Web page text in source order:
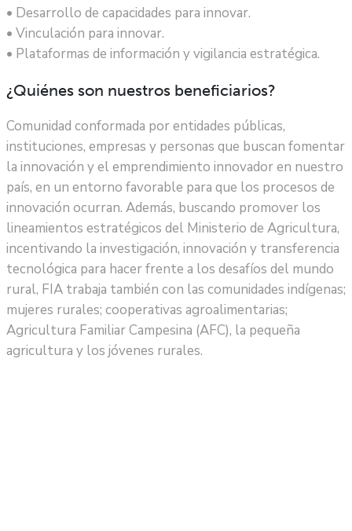
• Desarrollo de capacidades para innovar.
• Vinculación para innovar.
• Plataformas de información y vigilancia estratégica.
¿Quiénes son nuestros beneficiarios?
Comunidad conformada por entidades públicas,
instituciones, empresas y personas que buscan fomentar
la innovación y el emprendimiento innovador en nuestro
país, en un entorno favorable para que los procesos de
innovación ocurran. Además, buscando promover los
lineamientos estratégicos del Ministerio de Agricultura,
incentivando la investigación, innovación y transferencia
tecnológica para hacer frente a los desafíos del mundo
rural, FIA trabaja también con las comunidades indígenas;
mujeres rurales; cooperativas agroalimentarias;
Agricultura Familiar Campesina (AFC), la pequeña
agricultura y los jóvenes rurales.